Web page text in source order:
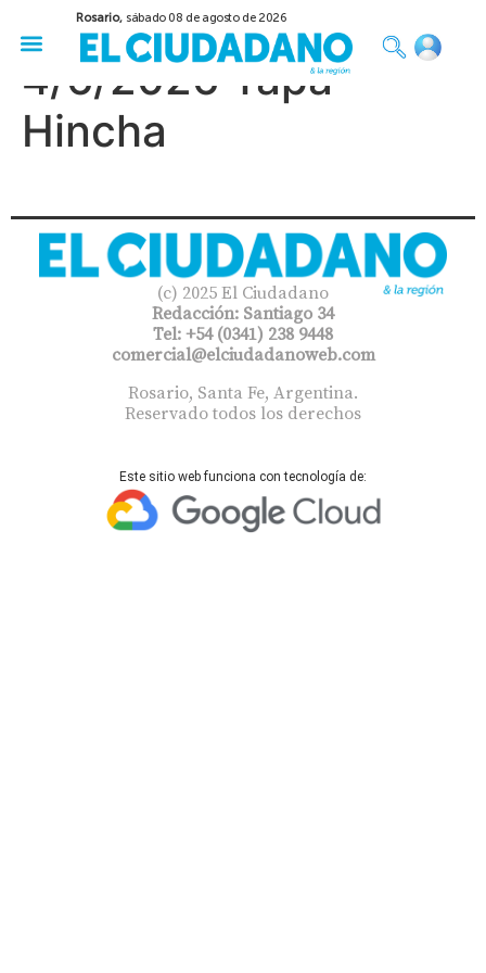
Rosario, sábado 08 de agosto de 2026
4/6/2026 Tapa
Hincha
(c) 2025 El Ciudadano
Redacción: Santiago 34
Tel: +54 (0341) 238 9448
comercial@elciudadanoweb.com​
Rosario, Santa Fe, Argentina.
Reservado todos los derechos
Este sitio web funciona con tecnología de: